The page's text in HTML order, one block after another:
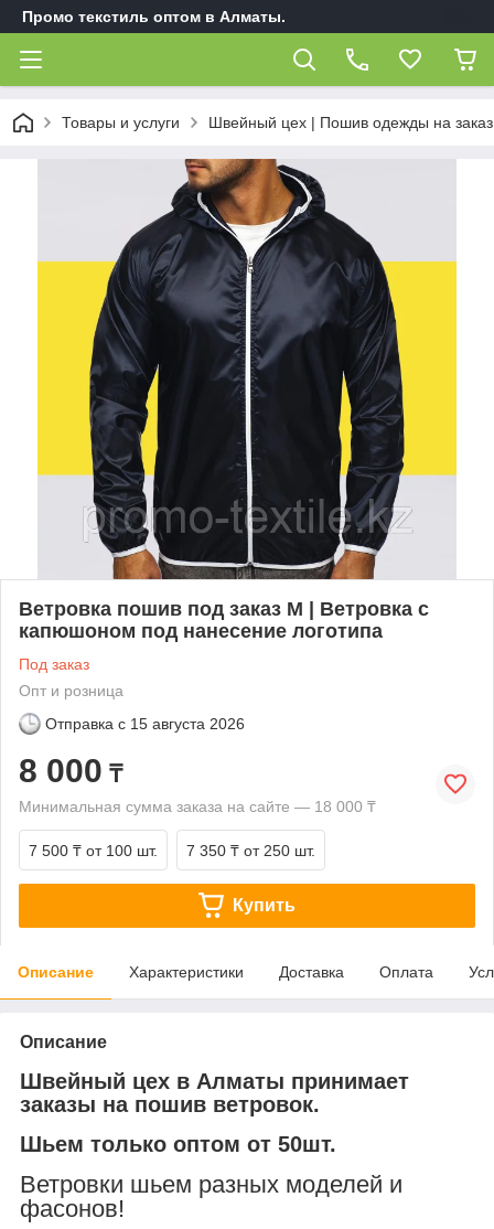
Промо текстиль оптом в Алматы.
Товары и услуги Швейный цех | Пошив одежды на заказ
Ветровка пошив под заказ M | Ветровка с
капюшоном под нанесение логотипа
Под заказ
Опт и розница
Отправка с 15 августа 2026
8 000 ₸
Минимальная сумма заказа на сайте — 18 000 ₸
7 500 ₸ от 100 шт. 7 350 ₸ от 250 шт.
Купить
Описание Характеристики Доставка Оплата
Описание
Швейный цех в Алматы принимает
заказы на пошив ветровок.
Шьем только оптом от 50шт.
Ветровки шьем разных моделей и
фасонов!